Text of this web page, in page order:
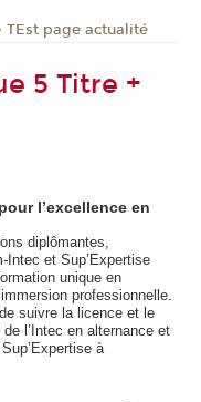
TEst page actualité
5 Titre +
l’excellence en
diplômantes,
Intec et Sup’Expertise
unique en
professionnelle.
suivre la licence et le
l’Intec en alternance et
à